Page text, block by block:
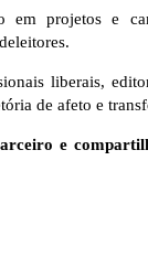
em projetos e
liberais,
de afeto e
e